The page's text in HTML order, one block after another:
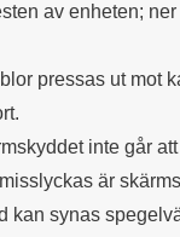
av enheten;
pressas ut mot
inte går
är
kan synas